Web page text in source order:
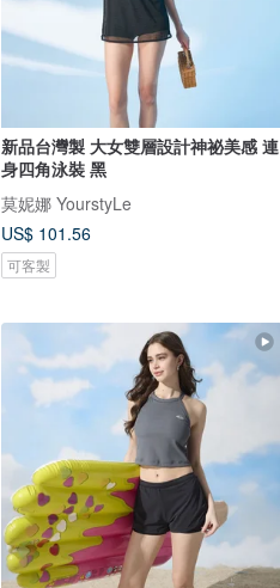
新品台灣製 大女雙層設計神祕美感 連
身四角泳裝 黑
莫妮娜 YourstyLe
US$ 101.56
可客製